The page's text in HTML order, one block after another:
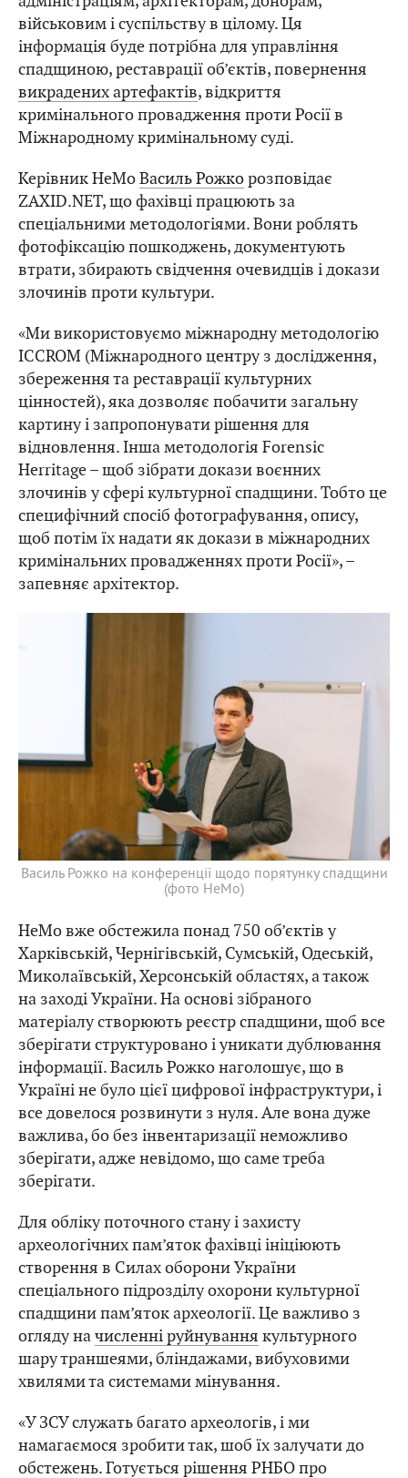
військовим і суспільству в цілому. Ця
інформація буде потрібна для управління
спадщиною, реставрації об’єктів, повернення
викрадених артефактів, відкриття
кримінального провадження проти Росії в
Міжнародному кримінальному суді.
Керівник HeMoВасиль Рожкорозповідає
ZAXID.NET, що фахівці працюють за
спеціальними методологіями. Вони роблять
фотофіксацію пошкоджень, документують
втрати, збирають свідчення очевидців і докази
злочинів проти культури.
«Ми використовуємо міжнародну методологію
ICCROM (Міжнародного центру з дослідження,
збереження та реставрації культурних
цінностей), яка дозволяє побачити загальну
картину і запропонувати рішення для
відновлення. Інша методологія Forensic
Herritage – щоб зібрати докази воєнних
злочинів у сфері культурної спадщини. Тобто це
специфічний спосіб фотографування, опису,
щоб потім їх надати як докази в міжнародних
кримінальних провадженнях проти Росії», –
запевняє архітектор.
Василь Рожко на конференції щодо порятунку спадщини
(фото HeMo)
HeMo вже обстежила понад 750 об’єктів у
Харківській, Чернігівській, Сумській, Одеській,
Миколаївській, Херсонській областях, а також
на заході України. На основі зібраного
матеріалу створюють реєстр спадщини, щоб все
зберігати структуровано і уникати дублювання
інформації. Василь Рожко наголошує, що в
Україні не було цієї цифрової інфраструктури, і
все довелося розвинути з нуля. Але вона дуже
важлива, бо без інвентаризації неможливо
зберігати, адже невідомо, що саме треба
зберігати.
Для обліку поточного стану і захисту
археологічних пам’яток фахівці ініціюють
створення в Силах оборони України
спеціального підрозділу охорони культурної
спадщини пам’яток археології. Це важливо з
огляду начисленні руйнування культурного
шару траншеями, бліндажами, вибуховими
хвилями та системами мінування.
«У ЗСУ служать багато археологів, і ми
намагаємося зробити так, шоб їх залучати до
обстежень. Готується рішення РНБО про